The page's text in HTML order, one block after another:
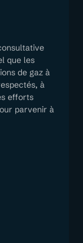
que les
de gaz à
à
efforts
parvenir à